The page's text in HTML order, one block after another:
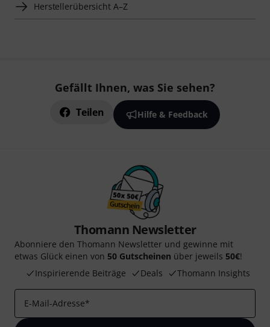
Herstellerübersicht A–Z
Gefällt Ihnen, was Sie sehen?
Teilen Hilfe & Feedback
Thomann Newsletter
Abonniere den Thomann Newsletter und gewinne mit
etwas Glück einen von 50 Gutscheinen über jeweils 50€!
Inspirierende Beiträge
Deals Thomann Insights
E-Mail-Adresse*